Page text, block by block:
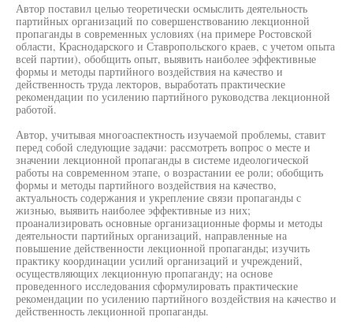
Автор поставил целью теоретически осмыслить деятельность
партийных организаций по совершенствованию лекционной
пропаганды в современных условиях (на примере Ростовской
области, Краснодарского и Ставропольского краев, с учетом опыта
всей партии), обобщить опыт, выявить наиболее эффективные
формы и методы партийного воздействия на качество и
действенность труда лекторов, выработать практические
рекомендации по усилению партийного руководства лекционной
работой.
Автор, учитывая многоаспектность изучаемой проблемы, ставит
перед собой следующие задачи: рассмотреть вопрос о месте и
значении лекционной пропаганды в системе идеологической
работы на современном этапе, о возрастании ее роли; обобщить
формы и методы партийного воздействия на качество,
актуальность содержания и укрепление связи пропаганды с
жизнью, выявить наиболее эффективные из них;
проанализировать основные организационные формы и методы
деятельности партийных организаций, направленные на
повышение действенности лекционной пропаганды; изучить
практику координации усилий организаций и учреждений,
осуществляющих лекционную пропаганду; на основе
проведенного исследования сформулировать практические
рекомендации по усилению партийного воздействия на качество и
действенность лекционной пропаганды.